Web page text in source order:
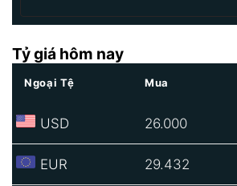
Tỷ giá hôm nay
Ngoại Tệ Mua
USD 26.000
EUR 29.432